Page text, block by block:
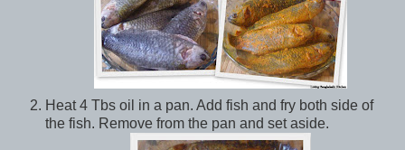
Heat 4 Tbs oil in a pan. Add fish and fry both side of
the fish. Remove from the pan and set aside.